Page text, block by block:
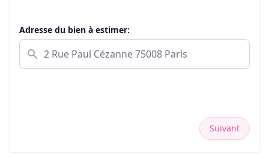
Adresse du bien à estimer:
Suivant